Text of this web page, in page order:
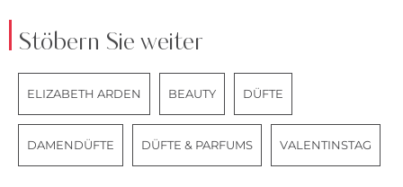
Stöbern Sie weiter
ELIZABETH ARDEN BEAUTY DÜFTE
DAMENDÜFTE DÜFTE & PARFUMS VALENTINSTAG